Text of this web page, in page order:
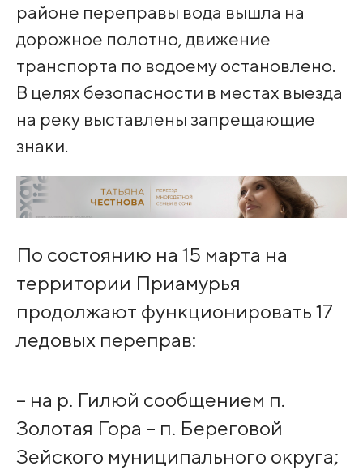
районе переправы вода вышла на
дорожное полотно, движение
транспорта по водоему остановлено.
В целях безопасности в местах выезда
на реку выставлены запрещающие
знаки.
По состоянию на 15 марта на
территории Приамурья
продолжают функционировать 17
ледовых переправ:
– на р. Гилюй сообщением п.
Золотая Гора – п. Береговой
Зейского муниципального округа;